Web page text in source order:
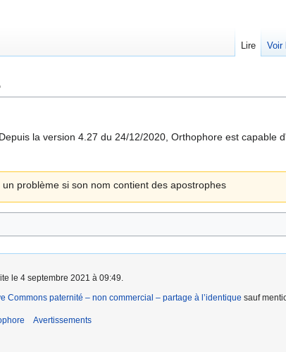
Depuis la version 4.27 du 24/12/2020, Orthophore est capable
problème si son nom contient des apostrophes
Lire Voir
le 4 septembre 2021 à 09:49.
Commons paternité – non commercial – partage à l’identique sauf
Avertissements